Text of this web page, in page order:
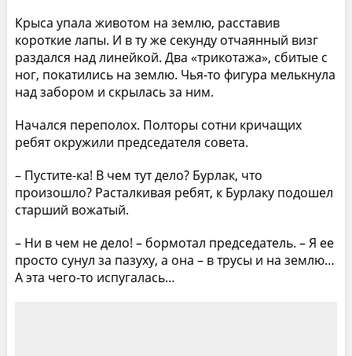
Крыса упала животом на землю, расставив
короткие лапы. И в ту же секунду отчаянный визг
раздался над линейкой. Два «трикотажа», сбитые с
ног, покатились на землю. Чья-то фигура мелькнула
над забором и скрылась за ним.
Начался переполох. Полторы сотни кричащих
ребят окружили председателя совета.
– Пустите-ка! В чем тут дело? Бурлак, что
произошло? Расталкивая ребят, к Бурлаку подошел
старший вожатый.
– Ни в чем не дело! – бормотал председатель. – Я ее
просто сунул за пазуху, а она – в трусы и на землю…
А эта чего-то испугалась…